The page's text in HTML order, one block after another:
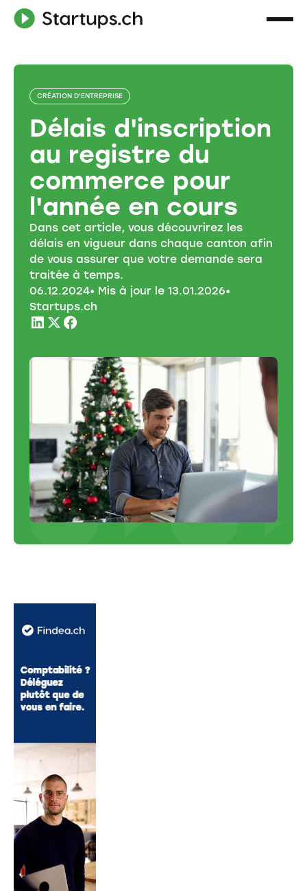
CRÉATION D'ENTREPRISE
Délais d'inscription
au registre du
commerce pour
l'année en cours
Dans cet article, vous découvrirez les
délais en vigueur dans chaque canton afin
de vous assurer que votre demande sera
traitée à temps.
06.12.2024• Mis à jour le 13.01.2026•
Startups.ch